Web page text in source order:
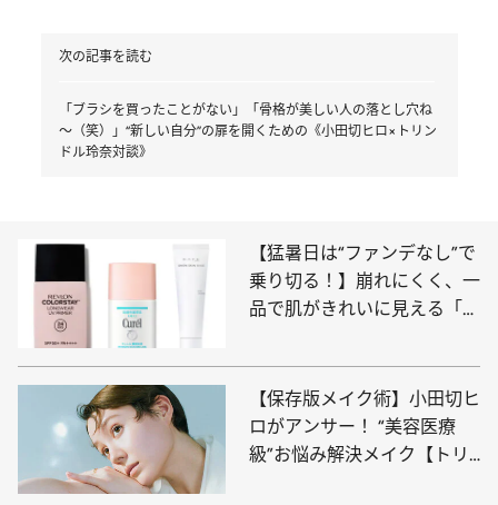
次の記事を読む
「ブラシを買ったことがない」「骨格が美しい人の落とし穴ね
～（笑）」“新しい自分”の扉を開くための《小田切ヒロ×トリン
ドル玲奈対談》
【猛暑日は“ファンデなし”で
乗り切る！】崩れにくく、一
品で肌がきれいに見える「色
地」3選
【保存版メイク術】小田切ヒ
ロがアンサー！ “美容医療
級”お悩み解決メイク【トリ